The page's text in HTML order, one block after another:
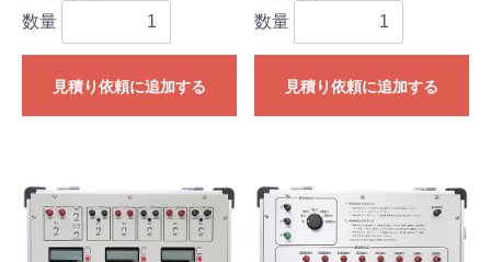
数量
見積り依頼に追加する
数量
見積り依頼に追加する